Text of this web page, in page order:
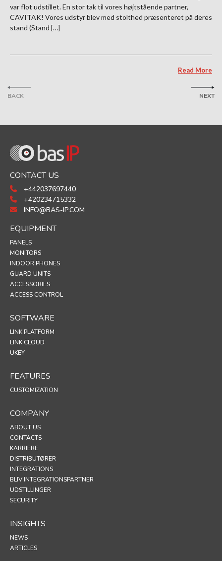
BACK
var flot udstillet. En stor tak til vores højtstående partner,
CAVITAK! Vores udstyr blev med stolthed præsenteret på deres
stand (Stand […]
Read More
NEXT
CONTACT US
+442037697440
+420234715332
INFO@BAS-IP.COM
EQUIPMENT
PANELS
MONITORS
INDOOR PHONES
GUARD UNITS
ACCESSORIES
ACCESS CONTROL
SOFTWARE
LINK PLATFORM
LINK CLOUD
UKEY
FEATURES
CUSTOMIZATION
COMPANY
ABOUT US
CONTACTS
KARRIERE
DISTRIBUTØRER
INTEGRATIONS
BLIV INTEGRATIONSPARTNER
UDSTILLINGER
SECURITY
INSIGHTS
NEWS
ARTICLES